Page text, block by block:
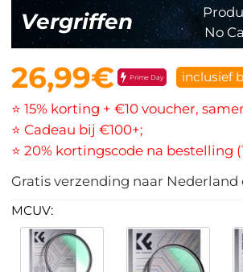
Vergriffen
No
26,99€ Prime Day inclusief
⭐ 15% korting + €10 voucher,
⭐ Cadeau bij €100+;
⭐ 20% kortingscode na bestelling
Gratis verzending naar Nederland
MCUV: